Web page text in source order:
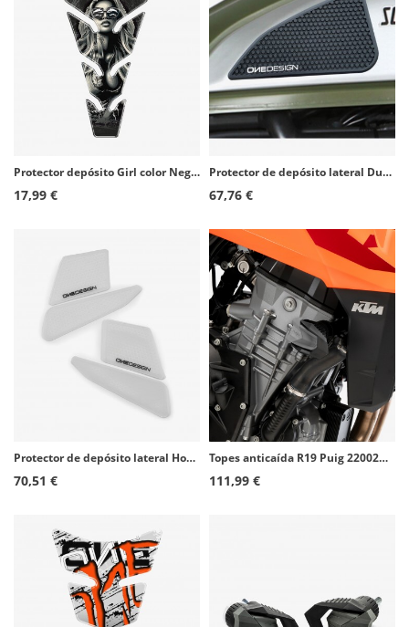
Protector depósito Girl color Negro de Puig 21434N
17,99 €
Protector de depósito lateral Ducati Scrambler 1100/Cafe Racer/Classic/Desert Sled/Full Throttle/Icon/Sixty2 color Negro de Puig
67,76 €
Protector de depósito lateral Honda CB500X (16-23) color Transparente de Puig 21684W
70,51 €
Topes anticaída R19 Puig 22002N para KTM 990 Duke (24-26)
111,99 €